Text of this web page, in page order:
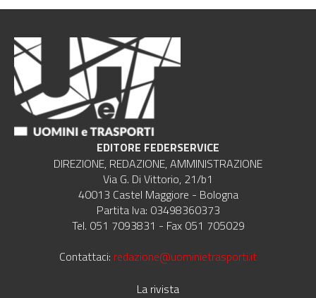
EDITORE FEDERSERVICE
DIREZIONE, REDAZIONE, AMMINISTRAZIONE
Via G. Di Vittorio, 21/b1
40013 Castel Maggiore - Bologna
Partita Iva: 03498360373
Tel. 051 7093831 - Fax 051 705029
Contattaci: redazione@uominietrasporti.it
La rivista